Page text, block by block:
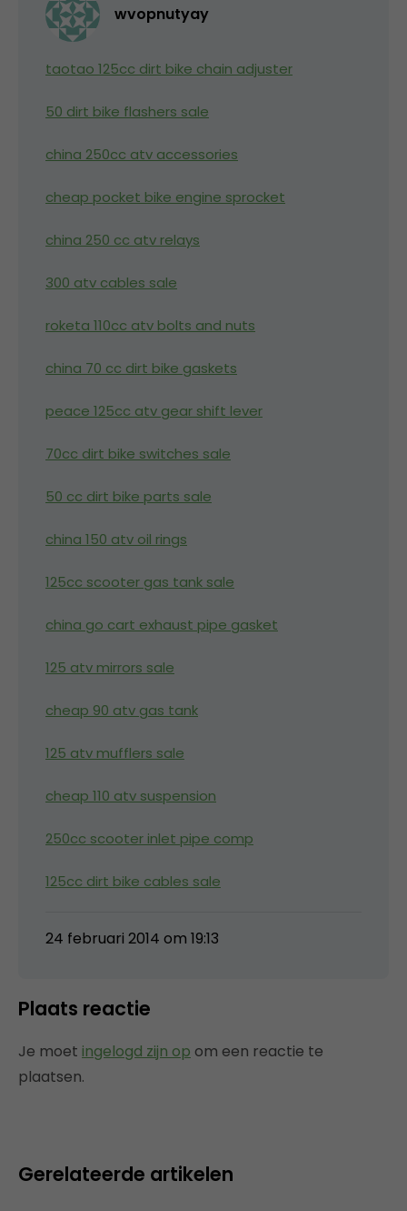
wvopnutyay
taotao 125cc dirt bike chain adjuster
50 dirt bike flashers sale
china 250cc atv accessories
cheap pocket bike engine sprocket
china 250 cc atv relays
300 atv cables sale
roketa 110cc atv bolts and nuts
china 70 cc dirt bike gaskets
peace 125cc atv gear shift lever
70cc dirt bike switches sale
50 cc dirt bike parts sale
china 150 atv oil rings
125cc scooter gas tank sale
china go cart exhaust pipe gasket
125 atv mirrors sale
cheap 90 atv gas tank
125 atv mufflers sale
cheap 110 atv suspension
250cc scooter inlet pipe comp
125cc dirt bike cables sale
24 februari 2014 om 19:13
Plaats reactie
Je moet ingelogd zijn op om een reactie te
plaatsen.
Gerelateerde artikelen